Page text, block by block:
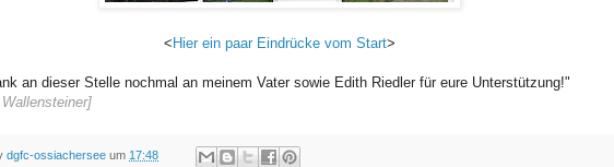
< Hier ein paar Eindrücke vom Start>
an dieser Stelle nochmal an meinem Vater sowie Edith Riedler für eure Unterstützung!"
dgfc-ossiachersee um 17:48